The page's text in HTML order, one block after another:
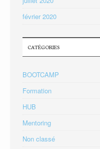
février 2020
CATÉGORIES
BOOTCAMP
Formation
HUB
Mentoring
Non classé